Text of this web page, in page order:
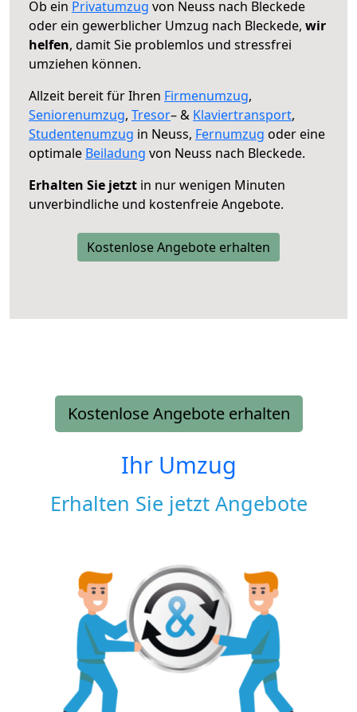
Ob ein Privatumzug von Neuss nach Bleckede
oder ein gewerblicher Umzug nach Bleckede, wir
helfen, damit Sie problemlos und stressfrei
umziehen können.
Allzeit bereit für Ihren Firmenumzug,
Seniorenumzug, Tresor– & Klaviertransport,
Studentenumzug in Neuss, Fernumzug oder eine
optimale Beiladung von Neuss nach Bleckede.
Erhalten Sie jetzt in nur wenigen Minuten
unverbindliche und kostenfreie Angebote.
Kostenlose Angebote erhalten
Kostenlose Angebote erhalten
Ihr Umzug
Erhalten Sie jetzt Angebote